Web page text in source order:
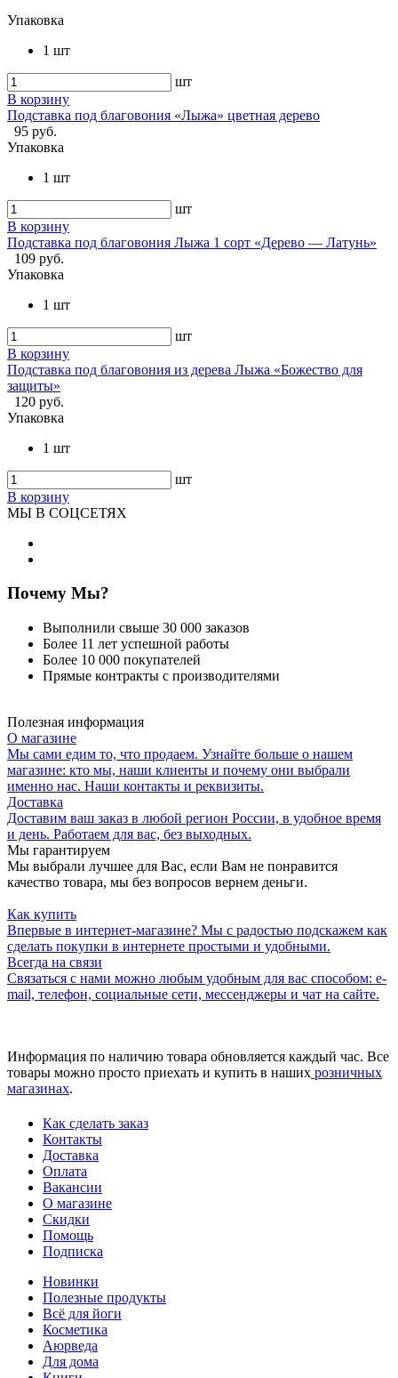
Упаковка
1 шт
шт
В корзину
Подставка под благовония «Лыжа» цветная дерево
95 руб.
Упаковка
1 шт
шт
В корзину
Подставка под благовония Лыжа 1 сорт «Дерево — Латунь»
109 руб.
Упаковка
1 шт
шт
В корзину
Подставка под благовония из дерева Лыжа «Божество для
защиты»
120 руб.
Упаковка
1 шт
шт
В корзину
МЫ В СОЦСЕТЯХ
Почему Мы?
Выполнили свыше 30 000 заказов
Более 11 лет успешной работы
Более 10 000 покупателей
Прямые контракты с производителями
Полезная информация
О магазине
Мы сами едим то, что продаем. Узнайте больше о нашем
магазине: кто мы, наши клиенты и почему они выбрали
именно нас. Наши контакты и реквизиты.
Доставка
Доставим ваш заказ в любой регион России, в удобное время
и день. Работаем для вас, без выходных.
Мы гарантируем
Мы выбрали лучшее для Вас, если Вам не понравится
качество товара, мы без вопросов вернем деньги.
Как купить
Впервые в интернет-магазине? Мы с радостью подскажем как
сделать покупки в интернете простыми и удобными.
Всегда на связи
Связаться с нами можно любым удобным для вас способом: e-
mail, телефон, социальные сети, мессенджеры и чат на сайте.
Информация по наличию товара обновляется каждый час. Все
товары можно просто приехать и купить в наших розничных
магазинах.
Как сделать заказ
Контакты
Доставка
Оплата
Вакансии
О магазине
Скидки
Помощь
Подписка
Новинки
Полезные продукты
Всё для йоги
Косметика
Аюрведа
Для дома